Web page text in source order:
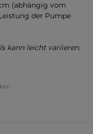
(abhängig vom
der Pumpe
kann leicht variieren.